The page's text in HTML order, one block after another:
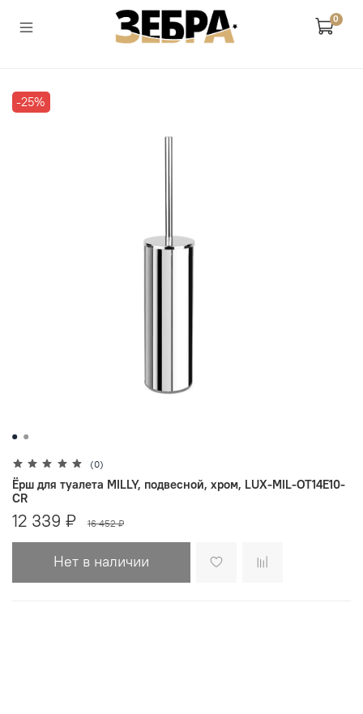
0
-25%
(0)
Ёрш для туалета MILLY, подвесной, хром, LUX-MIL-OT14E10-
CR
12 339 ₽ 16 452 ₽
Нет в наличии